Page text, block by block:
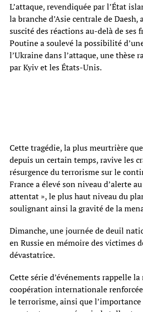
L’attaque, revendiquée par l’État
la branche d’Asie centrale de Daesh,
suscité des réactions au-delà de
Poutine a soulevé la possibilité
l’Ukraine dans l’attaque, une thèse
par Kyiv et les États-Unis.
Cette tragédie, la plus meurtrière
depuis un certain temps, ravive les
résurgence du terrorisme sur le
France a élevé son niveau d’alerte
attentat », le plus haut niveau du
soulignant ainsi la gravité de la
Dimanche, une journée de deuil
en Russie en mémoire des victimes
dévastatrice.
Cette série d’événements rappelle la
coopération internationale
le terrorisme, ainsi que l’importance